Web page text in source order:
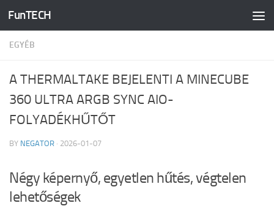
Skip to content
FunTECH
EGYÉB
A THERMALTAKE BEJELENTI A MINECUBE
360 ULTRA ARGB SYNC AIO-
FOLYADÉKHŰTŐT
BY NEGATOR · 2026-01-07
Négy képernyő, egyetlen hűtés, végtelen
lehetőségek